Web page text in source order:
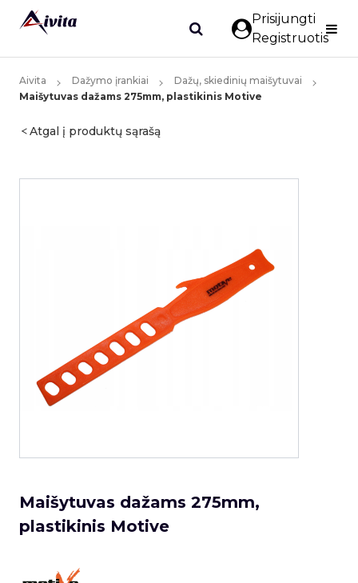
Prisijungti
Registruotis
Aivita Dažymo įrankiai
Dažų, skiedinių maišytuvai
Maišytuvas dažams 275mm, plastikinis Motive
Atgal į produktų sąrašą
Maišytuvas dažams 275mm,
plastikinis Motive